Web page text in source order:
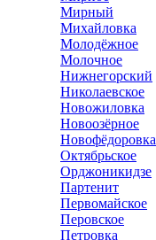
Мирный
Михайловка
Молодёжное
Молочное
Нижнегорский
Николаевское
Новожиловка
Новоозёрное
Новофёдоровка
Октябрьское
Орджоникидзе
Партенит
Первомайское
Перовское
Петровка